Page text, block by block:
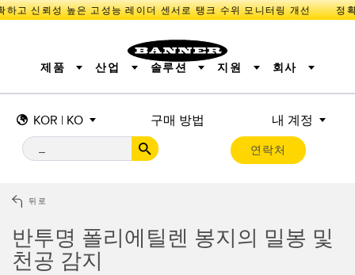
하고 신뢰성 높은 고성능 레이더 센서로 탱크 수위 모니터링 개선
KOR | KO 구매 방법 내 계정
연락처
제품
센서 측정 솔루션
조명 및 표시기
기계 안전
산업용 무선
MONITORING SOLUTIONS
신제품 SNAP SIGNAL
액세서리
SOFTWARE
산업 솔루션
IIOT 및 스마트 팩토리
스마트 센서
장비 보호
PICK-TO-LIGHT
PREDICTIVE MAINTENANCE
지원 회사
뒤로
반투명 폴리에틸렌 봉지의 밀봉 및
천공 감지